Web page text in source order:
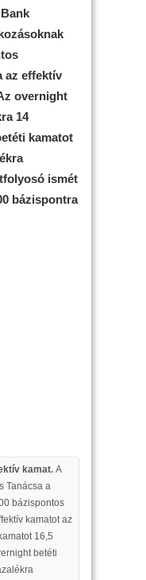
az effektív
overnight
14
kamatot
ismét
bázispontra
kamat. A
Tanácsa a
bázispontos
kamatot az
16,5
betéti